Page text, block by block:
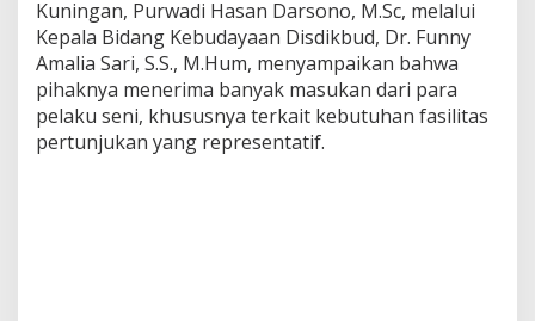
Kuningan, Purwadi Hasan Darsono, M.Sc, melalui
Kepala Bidang Kebudayaan Disdikbud, Dr. Funny
Amalia Sari, S.S., M.Hum, menyampaikan bahwa
pihaknya menerima banyak masukan dari para
pelaku seni, khususnya terkait kebutuhan fasilitas
pertunjukan yang representatif.